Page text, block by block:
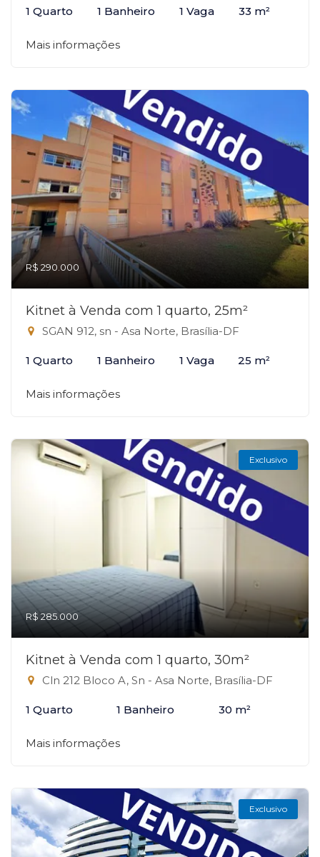
1 Quarto 1 Banheiro 1 Vaga 33 m²
Mais informações
R$ 290.000
Kitnet à Venda com 1 quarto, 25m²
SGAN 912, sn - Asa Norte, Brasília-DF
1 Quarto 1 Banheiro 1 Vaga 25 m²
Mais informações
Exclusivo
R$ 285.000
Kitnet à Venda com 1 quarto, 30m²
Cln 212 Bloco A, Sn - Asa Norte, Brasília-DF
1 Quarto 1 Banheiro 30 m²
Mais informações
Exclusivo